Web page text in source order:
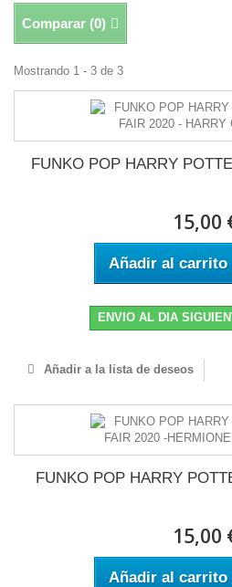
Comparar (0)
Mostrando 1 - 3 de 3
FUNKO POP HARRY
15,00
Añadir al carrito
ENVIO AL DIA
Añadir a la lista de deseos
FUNKO POP HARRY
15,00
Añadir al carrito